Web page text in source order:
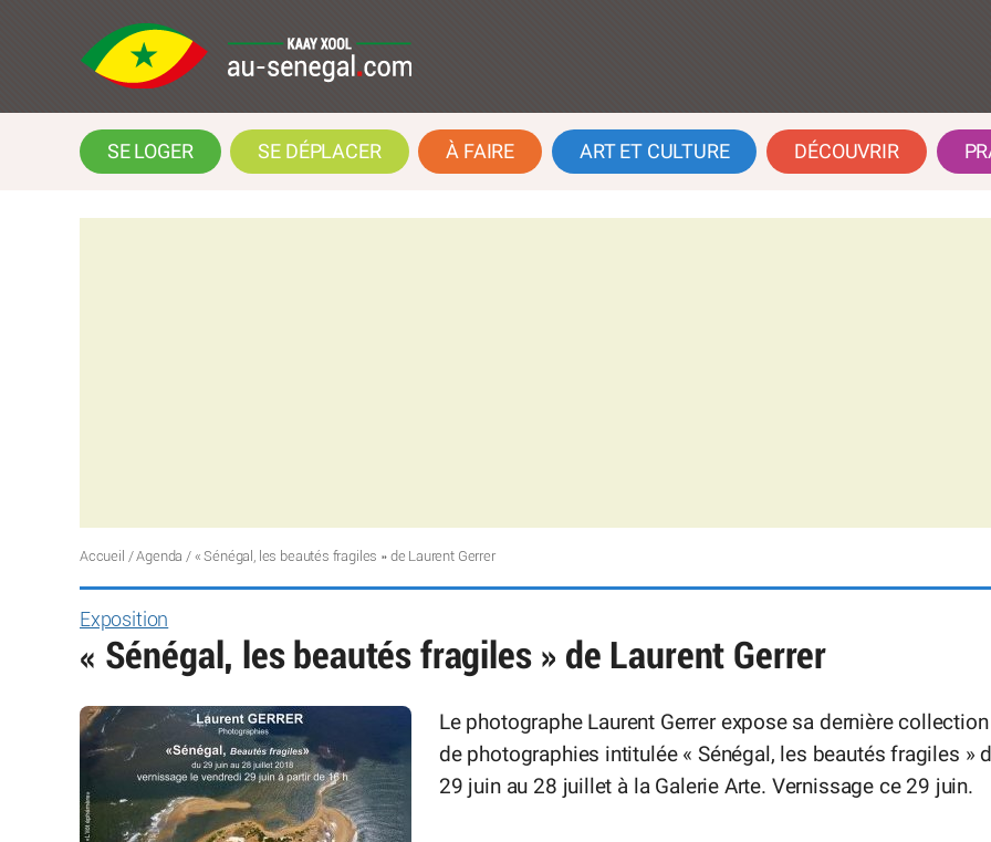
SE LOGER SE DÉPLACER À FAIRE ART ET CULTURE DÉCOUVRIR
Accueil /Agenda / « Sénégal, les beautés fragiles » de Laurent Gerrer
Exposition
« Sénégal, les beautés fragiles » de Laurent Gerrer
Le photographe Laurent Gerrer expose sa dernière collection
de photographies intitulée « Sénégal, les beautés fragiles »
29 juin au 28 juillet à la Galerie Arte. Vernissage ce 29 juin.